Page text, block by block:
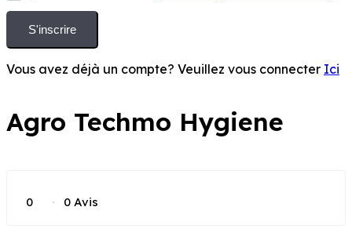
S'inscrire
Vous avez déjà un compte? Veuillez vous connecter Ici
Agro Techmo Hygiene
0 0 Avis